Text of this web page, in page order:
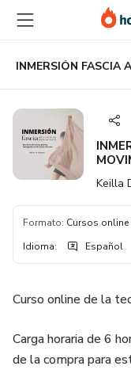
principal
página
de
página
Keilla
Formato: Cursos online
Idioma: Español
Curso online de la
Carga horaria de 6
de la compra para